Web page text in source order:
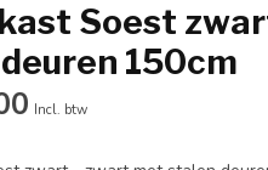
Soest
150cm
Incl. btw